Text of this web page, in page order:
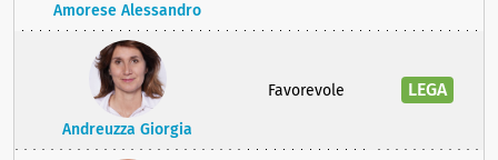
Amorese Alessandro
Andreuzza Giorgia
Favorevole LEGA